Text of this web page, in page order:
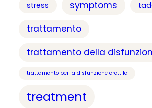
stress symptoms
trattamento
trattamento della
trattamento per la disfunzione erettile
treatment